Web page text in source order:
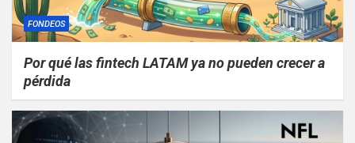
FONDEOS
Por qué las fintech LATAM ya no pueden crecer a
pérdida